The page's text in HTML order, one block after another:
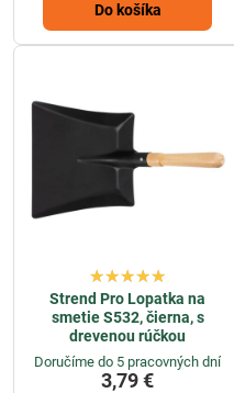
Do košíka
Strend Pro Lopatka na
smetie S532, čierna, s
drevenou rúčkou
Doručíme do 5 pracovných dní
3,79 €